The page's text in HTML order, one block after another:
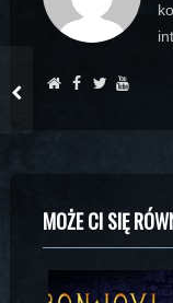
MOŻE CI SIĘ